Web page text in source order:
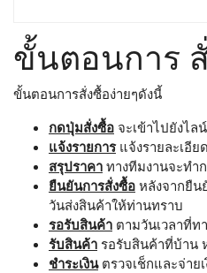
ขั้นตอนการ
ขั้นตอนการสั่งซื้อง่ายๆดังนี้
กดปุ่มสั่งซื้อ จะเข้าไปยังไล
แจ้งรายการแจ้งรายละเอีย
สรุปราคา ทางทีมงานจะทำ
ยืนยันการสั่งซื้อ หลังจากยืน
วันส่งสินค้าให้ท่านทราบ
รอรับสินค้า ตามวันเวลาที่
รับสินค้า รอรับสินค้าที่บ้าน
ชำระเงินตรวจเช็กและจ่าย